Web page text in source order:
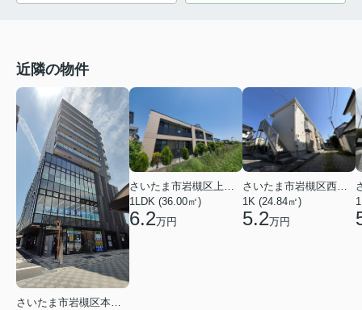
近隣の物件
さいたま市岩槻区上里１丁目
1LDK (36.00㎡)
6.2万円
さいたま市岩槻区西町５丁目
1K (24.84㎡)
5.2万円